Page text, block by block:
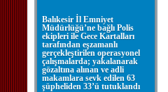
Balıkesir İl Emniyet
Müdürlüğü’ne bağlı Polis
ekipleri ile Gece Kartalları
tarafından eşzamanlı
gerçekleştirilen operasyonel
çalışmalarda; yakalanarak
gözaltına alınan ve adli
makamlara sevk edilen 63
şüpheliden 33’ü tutuklandı